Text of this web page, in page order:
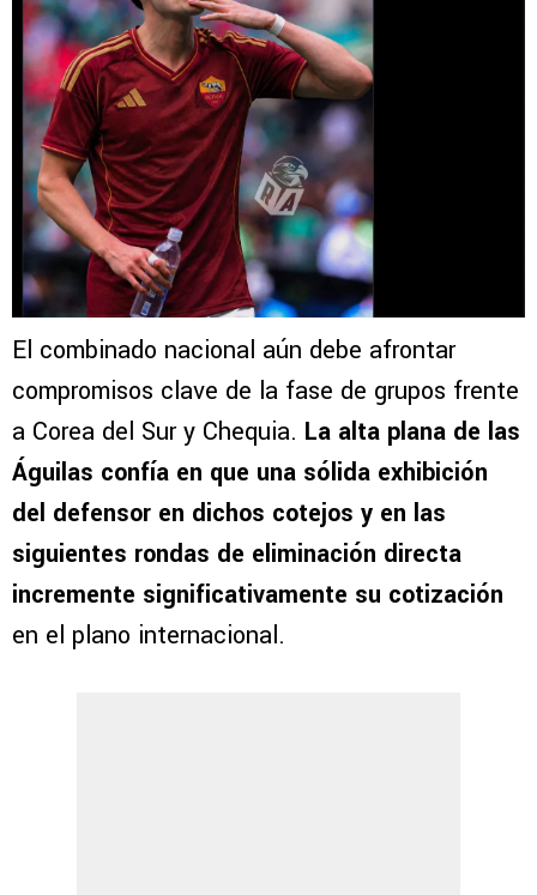
El combinado nacional aún debe afrontar
compromisos clave de la fase de grupos frente
a Corea del Sur y Chequia. La alta plana de las
Águilas confía en que una sólida exhibición
del defensor en dichos cotejos y en las
siguientes rondas de eliminación directa
incremente significativamente su cotización
en el plano internacional.